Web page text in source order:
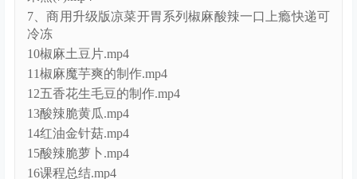
冷冻
10椒麻土豆片.mp4
11椒麻魔芋爽的制作.mp4
12五香花生毛豆的制作.mp4
13酸辣脆黄瓜.mp4
14红油金针菇.mp4
15酸辣脆萝卜.mp4
16课程总结.mp4
1商用凉菜红油的制作.mp4